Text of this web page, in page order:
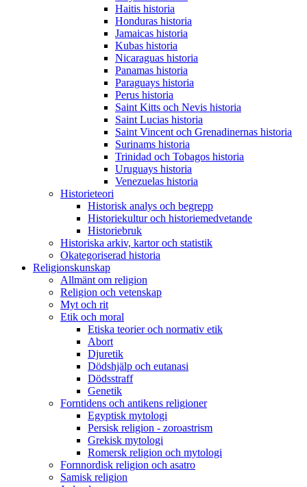
Haitis historia
Honduras historia
Jamaicas historia
Kubas historia
Nicaraguas historia
Panamas historia
Paraguays historia
Perus historia
Saint Kitts och Nevis historia
Saint Lucias historia
Saint Vincent och Grenadinernas historia
Surinams historia
Trinidad och Tobagos historia
Uruguays historia
Venezuelas historia
Historieteori
Historisk analys och begrepp
Historiekultur och historiemedvetande
Historiebruk
Historiska arkiv, kartor och statistik
Okategoriserad historia
Religionskunskap
Allmänt om religion
Religion och vetenskap
Myt och rit
Etik och moral
Etiska teorier och normativ etik
Abort
Djuretik
Dödshjälp och eutanasi
Dödsstraff
Genetik
Forntidens och antikens religioner
Egyptisk mytologi
Persisk religion - zoroastrism
Grekisk mytologi
Romersk religion och mytologi
Fornnordisk religion och asatro
Samisk religion